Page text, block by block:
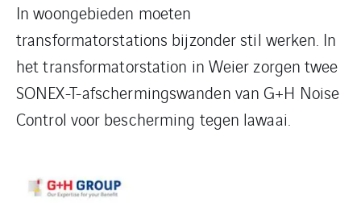
In woongebieden moeten
transformatorstations bijzonder stil werken. In
het transformatorstation in Weier zorgen twee
SONEX-T-afschermingswanden van G+H Noise
Control voor bescherming tegen lawaai.